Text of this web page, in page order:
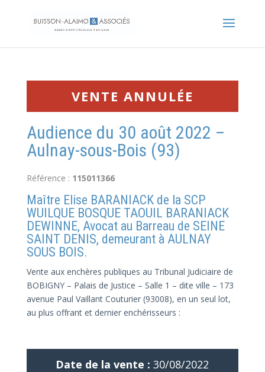
VENTE ANNULÉE
Audience du 30 août 2022 –
Aulnay-sous-Bois (93)
Référence : 115011366
Maître Elise BARANIACK de la SCP
WUILQUE BOSQUE TAOUIL BARANIACK
DEWINNE, Avocat au Barreau de SEINE
SAINT DENIS, demeurant à AULNAY
SOUS BOIS.
Vente aux enchères publiques au Tribunal Judiciaire de
BOBIGNY – Palais de Justice – Salle 1 – dite ville – 173
avenue Paul Vaillant Couturier (93008), en un seul lot,
au plus offrant et dernier enchérisseurs :
Date de la vente : 30/08/2022